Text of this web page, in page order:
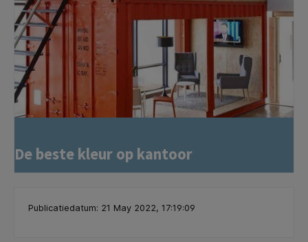
De beste kleur op kantoor
Publicatiedatum: 21 May 2022, 17:19:09